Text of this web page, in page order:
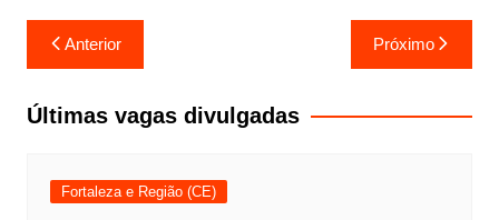
Navegação
de
Post
Anterior Próximo
Últimas vagas divulgadas
Fortaleza e Região (CE)